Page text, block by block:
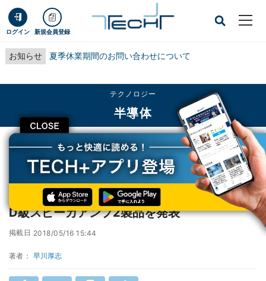
ログイン 新規会員登録
お知らせ 夏季休業期間のお問い合わせについて
CLOSE
テクノロジー
半導体
TECH+ テクノロジー
半導体
Maxim、小型でコスト効率に優れたデジタルD級スピーカアンプ2製品を発表
Maxim、小型でコスト効率に優れたデジタル
D級スピーカアンプ2製品を発表
掲載日 2018/05/16 15:44
著者： 早川厚志